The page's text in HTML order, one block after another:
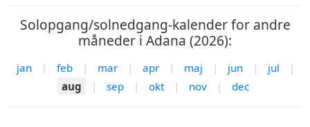
Solopgang/solnedgang-kalender for andre
måneder i Adana (2026):
jan | feb | mar | apr | maj | jun | jul
|
aug
| sep | okt | nov | dec